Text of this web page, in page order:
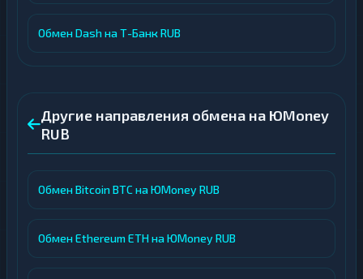
Обмен Dash на Т-Банк RUB
Другие направления обмена на ЮMoney
RUB
Обмен Bitcoin BTC на ЮMoney RUB
Обмен Ethereum ETH на ЮMoney RUB